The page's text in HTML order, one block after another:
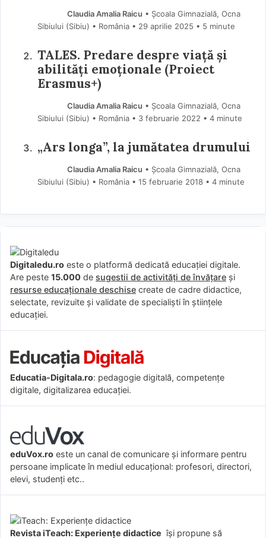
Claudia Amalia Raicu • Școala Gimnazială, Ocna
Sibiului (Sibiu) • România
29 aprilie 2025 • 5 minute
TALES. Predare despre viață și
abilități emoționale (Proiect
Erasmus+)
Claudia Amalia Raicu • Școala Gimnazială, Ocna
Sibiului (Sibiu) • România
3 februarie 2022 • 4 minute
„Ars longa”, la jumătatea drumului
Claudia Amalia Raicu • Școala Gimnazială, Ocna
Sibiului (Sibiu) • România
15 februarie 2018 • 4 minute
Digitaledu.ro este o platformă dedicată educației digitale.
Are peste 15.000 de sugestii de activități de învățare și
resurse educaționale deschise create de cadre didactice,
selectate, revizuite și validate de specialiști în științele
educației.
Educatia-Digitala.ro: pedagogie digitală, competențe
digitale, digitalizarea educației.
eduVox.ro este un canal de comunicare și informare pentru
persoane implicate în mediul educațional: profesori, directori,
elevi, studenți etc..
Revista iTeach: Experienţe didactice îşi propune să